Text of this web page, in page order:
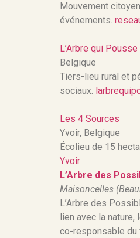
Mouvement
événements.
L’Arbre qui Pousse
Belgique
Tiers-lieu rural et
sociaux.
Les 4 Sources
Yvoir, Belgique
Écolieu de 15
Yvoir
L’Arbre des
Maisoncelles
L’Arbre des
lien avec la
co-responsable du